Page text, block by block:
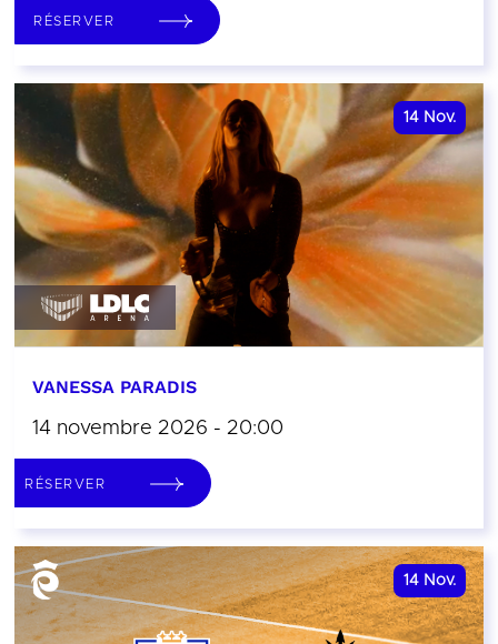
RÉSERVER
14 Nov.
VANESSA PARADIS
14 novembre 2026 - 20:00
RÉSERVER
14 Nov.